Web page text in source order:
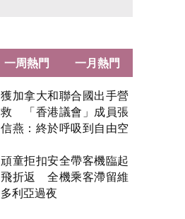
獲加拿大和聯合國出手營
救 「香港議會」成員張
信燕：終於呼吸到自由空
頑童拒扣安全帶客機臨起
飛折返 全機乘客滯留維
多利亞過夜
一周熱門 一月熱門